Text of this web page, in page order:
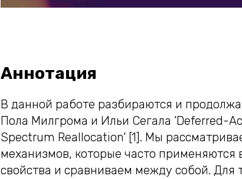
Аннотация
В данной работе разбираются и
Пола Милгрома и Ильи Сегала ’Deferred-
Spectrum Reallocation’ [1]. Мы
механизмов, которые часто
свойства и сравниваем между собой. Для